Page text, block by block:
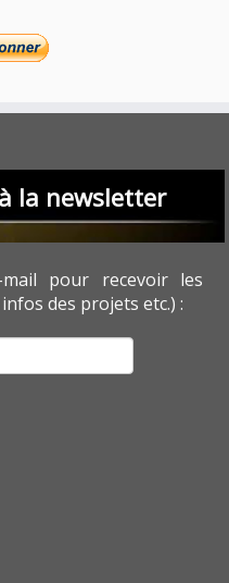
la newsletter
pour recevoir les
des projets etc.) :